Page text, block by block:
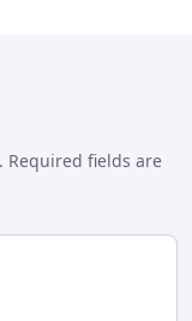
Required fields are